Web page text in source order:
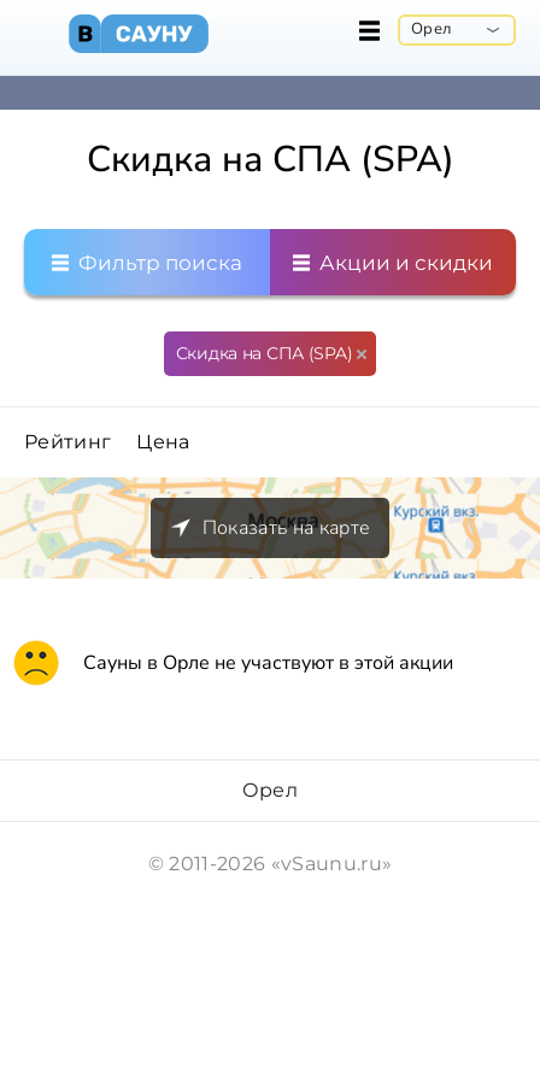
Орел
Скидка на СПА (SPA)
Фильтр поиска Акции и скидки
Скидка на СПА (SPA)
Рейтинг Цена
Показать на карте
Сауны в Орле не участвуют в этой акции
Орел
© 2011-2026 «vSaunu.ru»